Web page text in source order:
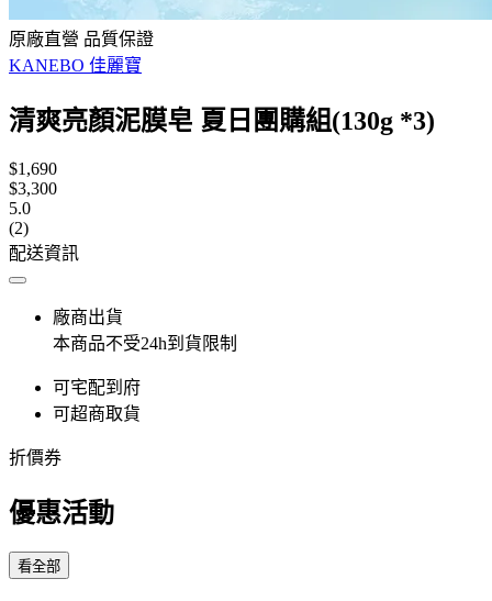
原廠直營 品質保證
KANEBO 佳麗寶
清爽亮顏泥膜皂 夏日團購組(130g *3)
$1,690
$3,300
5.0
(2)
配送資訊
廠商出貨
本商品不受24h到貨限制
可宅配到府
可超商取貨
折價券
優惠活動
看全部